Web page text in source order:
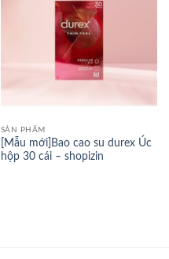
SẢN PHẨM
[Mẫu mới]Bao cao su durex Úc
hộp 30 cái – shopizin